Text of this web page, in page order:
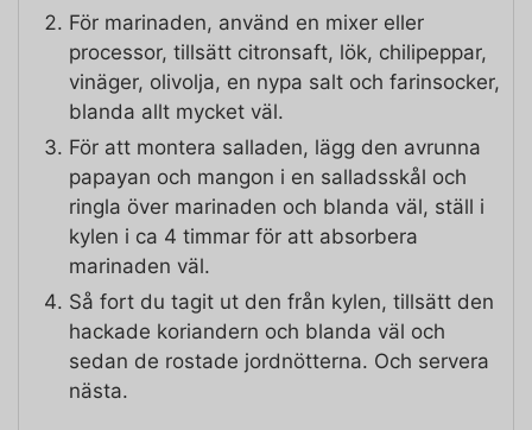
För marinaden, använd en mixer eller
processor, tillsätt citronsaft, lök, chilipeppar,
vinäger, olivolja, en nypa salt och farinsocker,
blanda allt mycket väl.
För att montera salladen, lägg den avrunna
papayan och mangon i en salladsskål och
ringla över marinaden och blanda väl, ställ i
kylen i ca 4 timmar för att absorbera
marinaden väl.
Så fort du tagit ut den från kylen, tillsätt den
hackade koriandern och blanda väl och
sedan de rostade jordnötterna. Och servera
nästa.